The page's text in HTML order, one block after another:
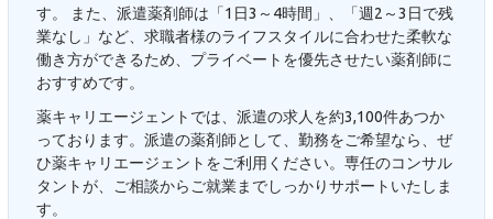
す。 また、派遣薬剤師は「1日3～4時間」、「週2～3日で残
業なし」など、求職者様のライフスタイルに合わせた柔軟な
働き方ができるため、プライベートを優先させたい薬剤師に
おすすめです。
薬キャリエージェントでは、派遣の求人を約3,100件あつか
っております。派遣の薬剤師として、勤務をご希望なら、ぜ
ひ薬キャリエージェントをご利用ください。専任のコンサル
タントが、ご相談からご就業までしっかりサポートいたしま
す。